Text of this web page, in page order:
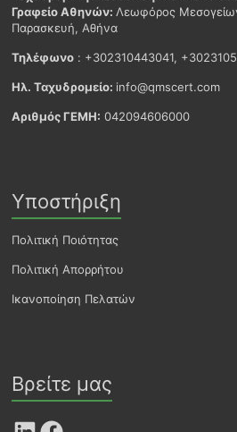
Γραφείο Αθηνών: Λεωφόρος
Παρασκευή, Αθήνα
Τηλέφωνο : +302310443041,
Ηλ. Ταχυδρομείο: info@qmscert.com
Αριθμός ΓΕΜΗ: 042094606000
Υποστήριξη
Πολιτική Ποιότητας
Πολιτική Απορρήτου
Ικανοποίηση Πελατών
Βρείτε μας